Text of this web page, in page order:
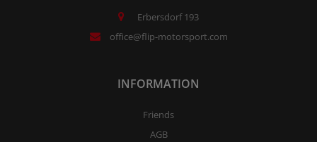
Erbersdorf 193
office@flip-motorsport.com
INFORMATION
Friends
AGB